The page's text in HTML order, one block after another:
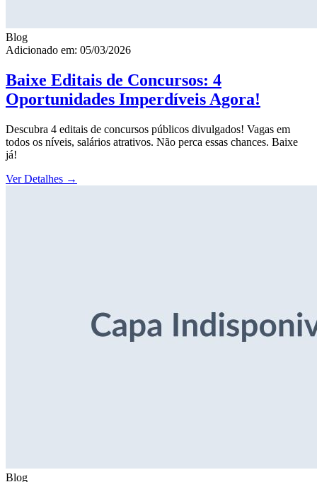
Blog
Adicionado em: 05/03/2026
Baixe Editais de Concursos: 4
Oportunidades Imperdíveis Agora!
Descubra 4 editais de concursos públicos divulgados! Vagas em
todos os níveis, salários atrativos. Não perca essas chances. Baixe
já!
Ver Detalhes →
Blog